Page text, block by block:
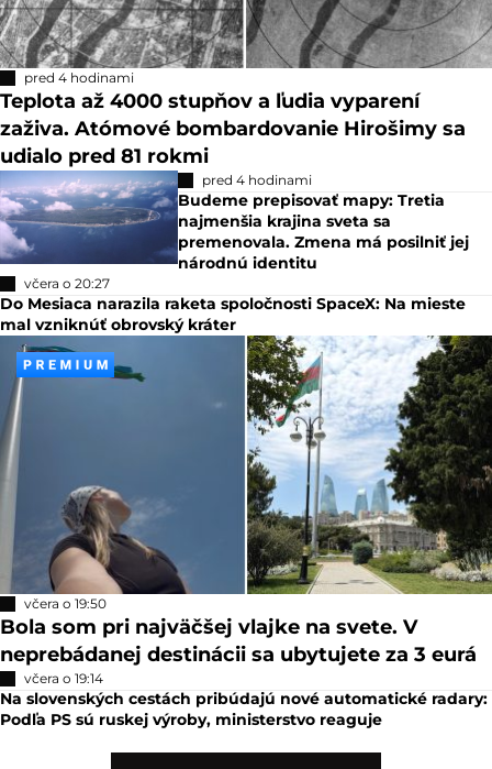
pred 4 hodinami
Teplota až 4000 stupňov a ľudia vyparení
zaživa. Atómové bombardovanie Hirošimy sa
udialo pred 81 rokmi
pred 4 hodinami
Budeme prepisovať mapy: Tretia
najmenšia krajina sveta sa
premenovala. Zmena má posilniť jej
národnú identitu
včera o 20:27
Do Mesiaca narazila raketa spoločnosti SpaceX: Na mieste
mal vzniknúť obrovský kráter
včera o 19:50
Bola som pri najväčšej vlajke na svete. V
neprebádanej destinácii sa ubytujete za 3 eurá
včera o 19:14
Na slovenských cestách pribúdajú nové automatické radary:
Podľa PS sú ruskej výroby, ministerstvo reaguje